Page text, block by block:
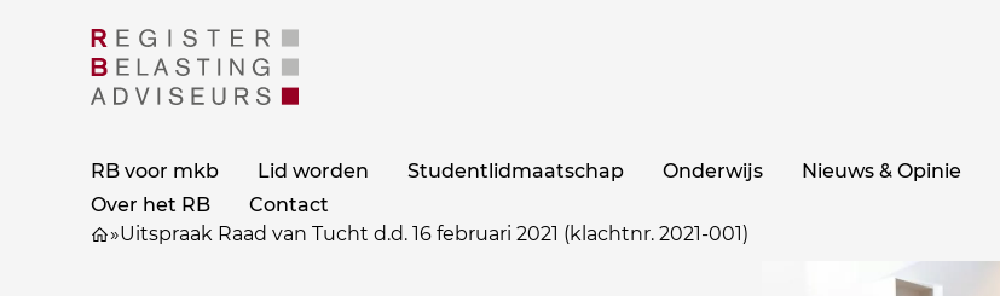
RB voor mkb Lid worden Studentlidmaatschap Onderwijs Nieuws & Opinie
Over het RB
Contact
»Uitspraak Raad van Tucht d.d. 16 februari 2021 (klachtnr. 2021-001)